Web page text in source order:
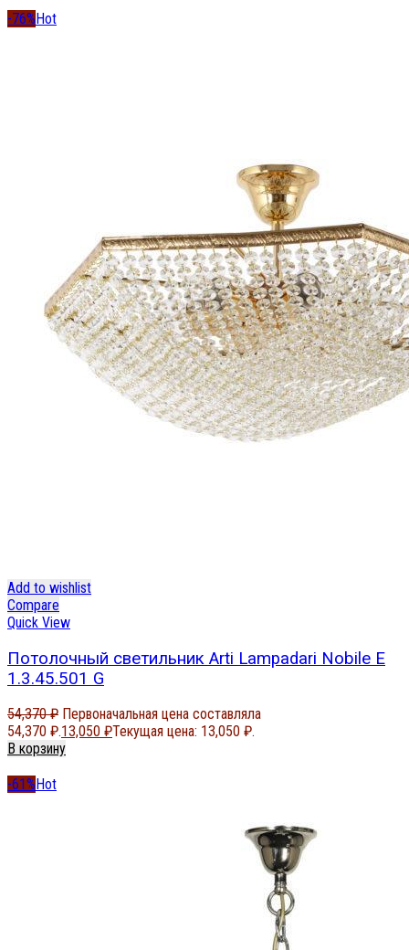
-76%Hot
Add to wishlist
Compare
Quick View
Потолочный светильник Arti Lampadari Nobile E
1.3.45.501 G
54,370₽ Первоначальная цена составляла
54,370 ₽.13,050 ₽Текущая цена: 13,050 ₽.
В корзину
-61% Hot